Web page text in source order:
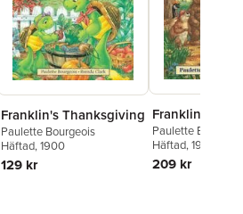
Franklin's Thanksgiving
Paulette Bourgeois
Häftad, 1900
129 kr
Franklin Is
Paulette
Häftad, 1900
209 kr